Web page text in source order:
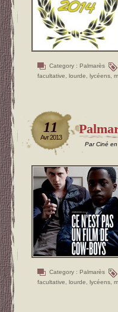
Category : Palmarès
facultative
lourde lycéens
11
Avr 2013
Par Ciné
Category : Palmarès
facultative
lourde lycéens